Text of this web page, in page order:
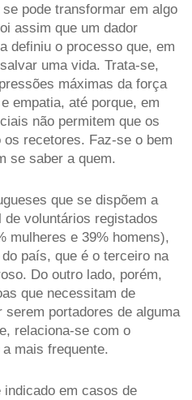
pode transformar em algo
assim que um dador
definiu o processo que, em
uma vida. Trata-se,
máximas da força
empatia, até porque, em
não permitem que os
recetores. Faz-se o bem
se saber a quem.
que se dispõem a
voluntários registados
mulheres e 39% homens),
país, que é o terceiro na
Do outro lado, porém,
que necessitam de
portadores de alguma
relaciona-se com o
mais frequente.
em casos de